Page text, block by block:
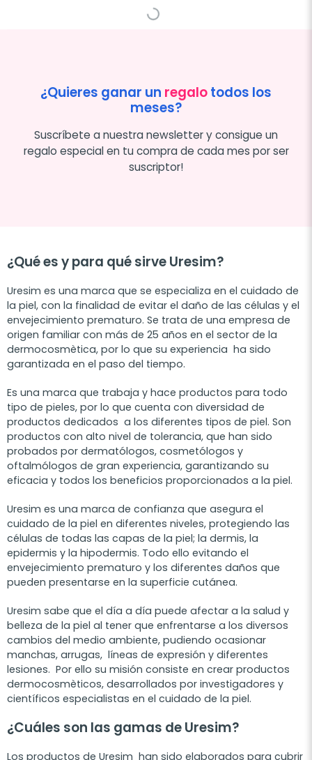
¿Quieres ganar un regalotodos los
meses?
Suscríbete a nuestra newsletter y consigue un
regalo especial en tu compra de cada mes por ser
suscriptor!
¿Qué es y para qué sirve Uresim?
Uresim es una marca que se especializa en el cuidado de
la piel, con la finalidad de evitar el daño de las células y el
envejecimiento prematuro. Se trata de una empresa de
origen familiar con más de 25 años en el sector de la
dermocosmètica, por lo que su experiencia ha sido
garantizada en el paso del tiempo.
Es una marca que trabaja y hace productos para todo
tipo de pieles, por lo que cuenta con diversidad de
productos dedicados a los diferentes tipos de piel. Son
productos con alto nivel de tolerancia, que han sido
probados por dermatólogos, cosmetólogos y
oftalmólogos de gran experiencia, garantizando su
eficacia y todos los beneficios proporcionados a la piel.
Uresim es una marca de confianza que asegura el
cuidado de la piel en diferentes niveles, protegiendo las
células de todas las capas de la piel; la dermis, la
epidermis y la hipodermis. Todo ello evitando el
envejecimiento prematuro y los diferentes daños que
pueden presentarse en la superficie cutánea.
Uresim sabe que el día a día puede afectar a la salud y
belleza de la piel al tener que enfrentarse a los diversos
cambios del medio ambiente, pudiendo ocasionar
manchas, arrugas, líneas de expresión y diferentes
lesiones. Por ello su misión consiste en crear productos
dermocosmèticos, desarrollados por investigadores y
científicos especialistas en el cuidado de la piel.
¿Cuáles son las gamas de Uresim?
Los productos de Uresim han sido elaborados para cubrir